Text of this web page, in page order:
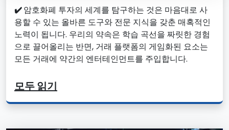
✔️암호화폐 투자의 세계를 탐구하는 것은 마음대로 사
용할 수 있는 올바른 도구와 전문 지식을 갖춘 매혹적인
노력이 됩니다. 우리의 약속은 학습 곡선을 짜릿한 경험
으로 끌어올리는 반면, 거래 플랫폼의 게임화된 요소는
모든 거래에 약간의 엔터테인먼트를 주입합니다.
모두 읽기